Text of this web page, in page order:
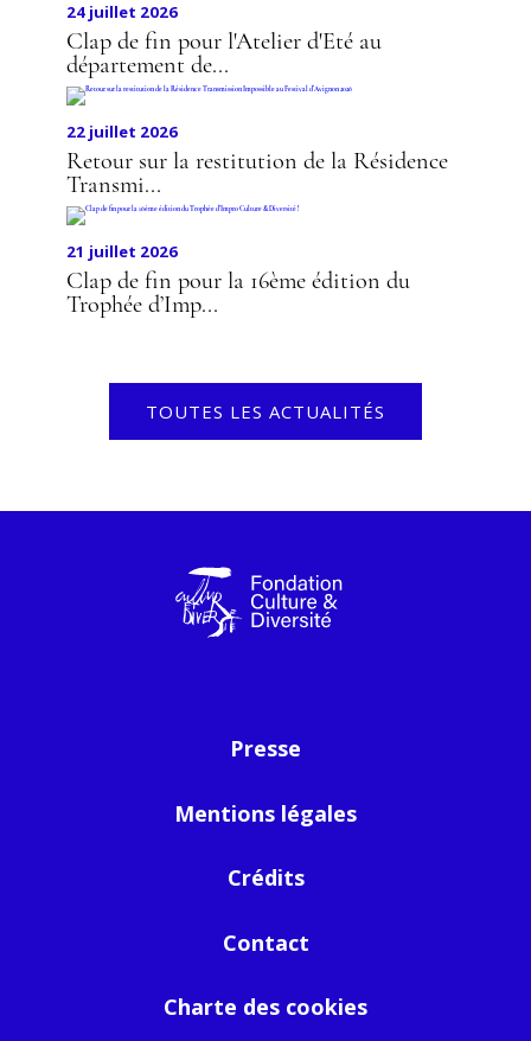
24 juillet 2026
Clap de fin pour l'Atelier d'Eté au
département de...
22 juillet 2026
Retour sur la restitution de la Résidence
Transmi...
21 juillet 2026
Clap de fin pour la 16ème édition du
Trophée d’Imp...
TOUTES LES ACTUALITÉS
Presse
Mentions légales
Crédits
Contact
Charte des cookies